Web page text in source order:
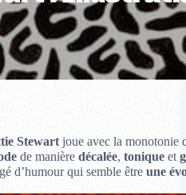
Stewartjoue avec la monotonie
de manière décalée, toniqueet
d’humour qui semble être une